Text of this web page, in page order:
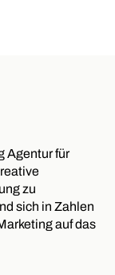
Agentur für
zu
sich in Zahlen
auf das